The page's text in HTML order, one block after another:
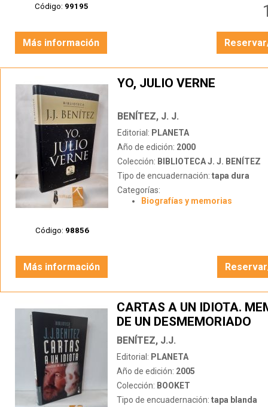
Código: 99195
Más información
Código: 98856
YO, JULIO VERNE
BENÍTEZ, J. J.
Editorial: PLANETA
Año de edición: 2000
Colección: BIBLIOTECA J. J. BENÍTEZ
Tipo de encuadernación: tapa dura
Categorías:
Biografías y memorias
Más información
CARTAS A UN IDIOTA.
DE UN DESMEMORIADO
BENÍTEZ, J.J.
Editorial: PLANETA
Año de edición: 2005
Colección: BOOKET
Tipo de encuadernación: tapa blanda